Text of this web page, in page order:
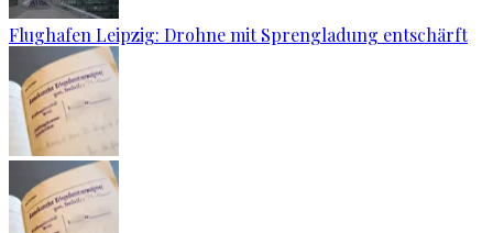
Flughafen Leipzig: Drohne mit Sprengladung entschärft